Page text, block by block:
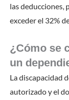
las deducciones,
exceder el 32%
¿Cómo se
un
La discapacidad
autorizado y el